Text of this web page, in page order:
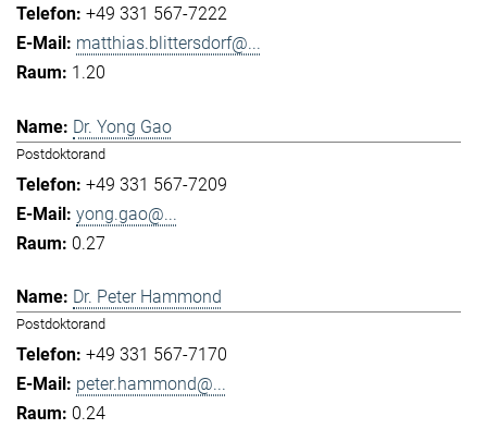
+49 331 567-7222
matthias.blittersdorf@...
1.20
Dr. Yong Gao
Postdoktorand
+49 331 567-7209
yong.gao@...
0.27
Dr. Peter Hammond
Postdoktorand
+49 331 567-7170
peter.hammond@...
0.24